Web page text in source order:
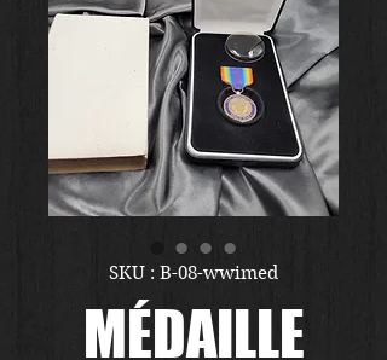
SKU : B-08-wwimed
MÉDAILLE